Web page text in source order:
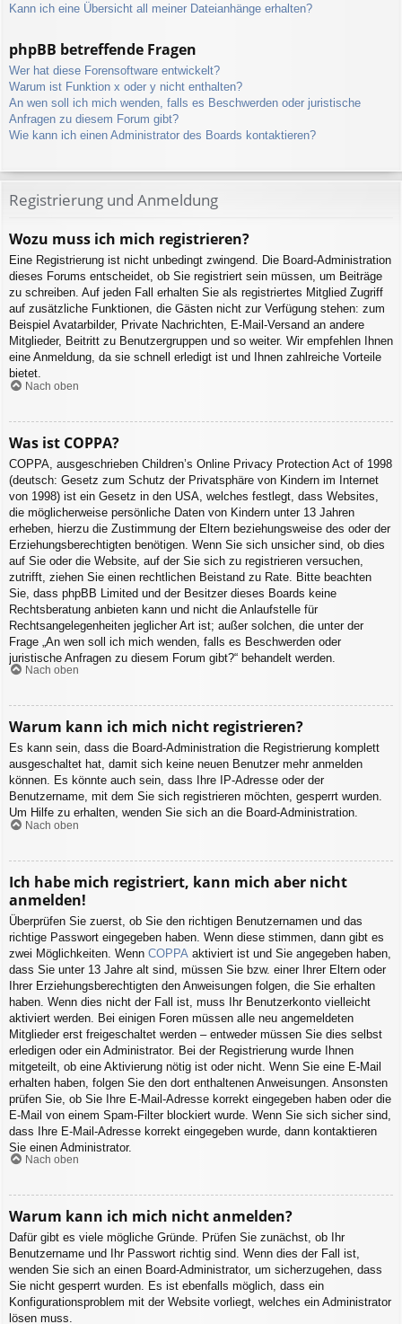
Kann ich eine Übersicht all meiner Dateianhänge erhalten?
phpBB betreffende Fragen
Wer hat diese Forensoftware entwickelt?
Warum ist Funktion x oder y nicht enthalten?
An wen soll ich mich wenden, falls es Beschwerden oder juristische
Anfragen zu diesem Forum gibt?
Wie kann ich einen Administrator des Boards kontaktieren?
Registrierung und Anmeldung
Wozu muss ich mich registrieren?
Eine Registrierung ist nicht unbedingt zwingend. Die Board-Administration
dieses Forums entscheidet, ob Sie registriert sein müssen, um Beiträge
zu schreiben. Auf jeden Fall erhalten Sie als registriertes Mitglied Zugriff
auf zusätzliche Funktionen, die Gästen nicht zur Verfügung stehen: zum
Beispiel Avatarbilder, Private Nachrichten, E-Mail-Versand an andere
Mitglieder, Beitritt zu Benutzergruppen und so weiter. Wir empfehlen Ihnen
eine Anmeldung, da sie schnell erledigt ist und Ihnen zahlreiche Vorteile
bietet.
Nach oben
Was ist COPPA?
COPPA, ausgeschrieben Children’s Online Privacy Protection Act of 1998
(deutsch: Gesetz zum Schutz der Privatsphäre von Kindern im Internet
von 1998) ist ein Gesetz in den USA, welches festlegt, dass Websites,
die möglicherweise persönliche Daten von Kindern unter 13 Jahren
erheben, hierzu die Zustimmung der Eltern beziehungsweise des oder der
Erziehungsberechtigten benötigen. Wenn Sie sich unsicher sind, ob dies
auf Sie oder die Website, auf der Sie sich zu registrieren versuchen,
zutrifft, ziehen Sie einen rechtlichen Beistand zu Rate. Bitte beachten
Sie, dass phpBB Limited und der Besitzer dieses Boards keine
Rechtsberatung anbieten kann und nicht die Anlaufstelle für
Rechtsangelegenheiten jeglicher Art ist; außer solchen, die unter der
Frage „An wen soll ich mich wenden, falls es Beschwerden oder
juristische Anfragen zu diesem Forum gibt?“ behandelt werden.
Nach oben
Warum kann ich mich nicht registrieren?
Es kann sein, dass die Board-Administration die Registrierung komplett
ausgeschaltet hat, damit sich keine neuen Benutzer mehr anmelden
können. Es könnte auch sein, dass Ihre IP-Adresse oder der
Benutzername, mit dem Sie sich registrieren möchten, gesperrt wurden.
Um Hilfe zu erhalten, wenden Sie sich an die Board-Administration.
Nach oben
Ich habe mich registriert, kann mich aber nicht
anmelden!
Überprüfen Sie zuerst, ob Sie den richtigen Benutzernamen und das
richtige Passwort eingegeben haben. Wenn diese stimmen, dann gibt es
zwei Möglichkeiten. Wenn COPPA aktiviert ist und Sie angegeben haben,
dass Sie unter 13 Jahre alt sind, müssen Sie bzw. einer Ihrer Eltern oder
Ihrer Erziehungsberechtigten den Anweisungen folgen, die Sie erhalten
haben. Wenn dies nicht der Fall ist, muss Ihr Benutzerkonto vielleicht
aktiviert werden. Bei einigen Foren müssen alle neu angemeldeten
Mitglieder erst freigeschaltet werden – entweder müssen Sie dies selbst
erledigen oder ein Administrator. Bei der Registrierung wurde Ihnen
mitgeteilt, ob eine Aktivierung nötig ist oder nicht. Wenn Sie eine E-Mail
erhalten haben, folgen Sie den dort enthaltenen Anweisungen. Ansonsten
prüfen Sie, ob Sie Ihre E-Mail-Adresse korrekt eingegeben haben oder die
E-Mail von einem Spam-Filter blockiert wurde. Wenn Sie sich sicher sind,
dass Ihre E-Mail-Adresse korrekt eingegeben wurde, dann kontaktieren
Sie einen Administrator.
Nach oben
Warum kann ich mich nicht anmelden?
Dafür gibt es viele mögliche Gründe. Prüfen Sie zunächst, ob Ihr
Benutzername und Ihr Passwort richtig sind. Wenn dies der Fall ist,
wenden Sie sich an einen Board-Administrator, um sicherzugehen, dass
Sie nicht gesperrt wurden. Es ist ebenfalls möglich, dass ein
Konfigurationsproblem mit der Website vorliegt, welches ein Administrator
lösen muss.